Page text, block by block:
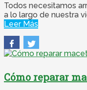
Todos necesitamos
a lo largo de nuestra
Leer Más
Cómo reparar